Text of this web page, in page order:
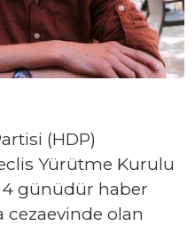
(HDP)
Yürütme Kurulu
4 günüdür haber
cezaevinde olan